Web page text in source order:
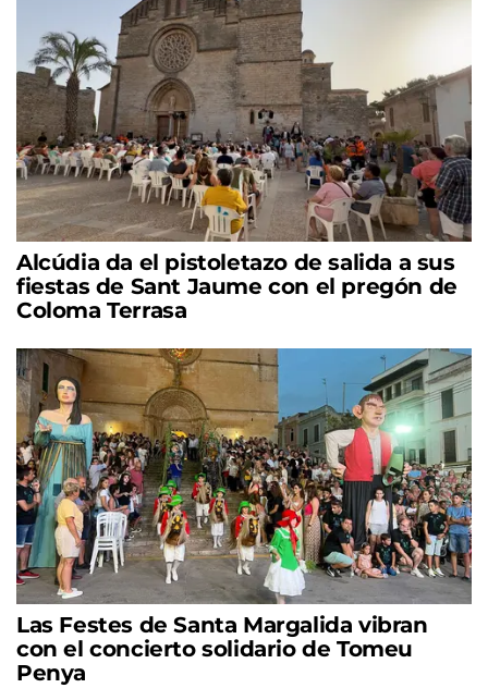
Alcúdia da el pistoletazo de salida a sus
fiestas de Sant Jaume con el pregón de
Coloma Terrasa
Las Festes de Santa Margalida vibran
con el concierto solidario de Tomeu
Penya